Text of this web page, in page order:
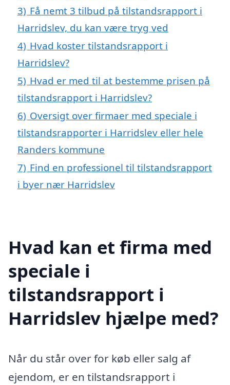
3) Få nemt 3 tilbud på tilstandsrapport i
Harridslev, du kan være tryg ved
4) Hvad koster tilstandsrapport i
Harridslev?
5) Hvad er med til at bestemme prisen på
tilstandsrapport i Harridslev?
6) Oversigt over firmaer med speciale i
tilstandsrapporter i Harridslev eller hele
Randers kommune
7) Find en professionel til tilstandsrapport
i byer nær Harridslev
Hvad kan et firma med
speciale i
tilstandsrapport i
Harridslev hjælpe med?
Når du står over for køb eller salg af
ejendom, er en tilstandsrapport i